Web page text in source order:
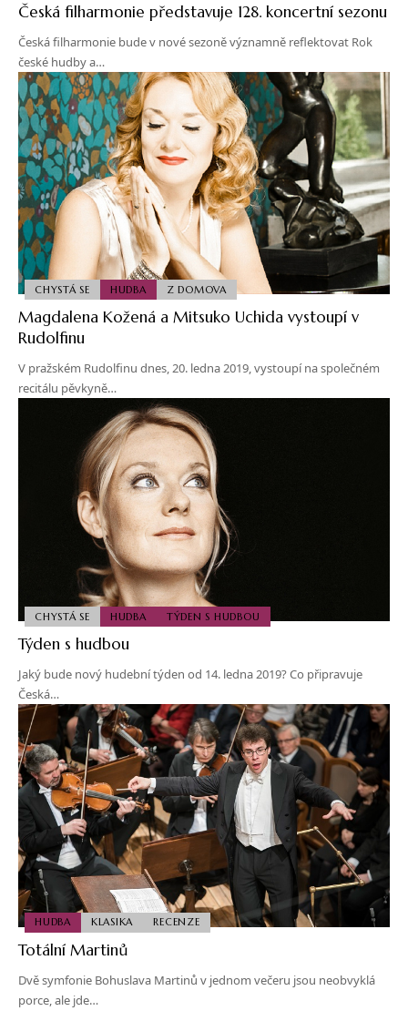
Česká filharmonie představuje 128. koncertní sezonu
Česká filharmonie bude v nové sezoně významně reflektovat Rok
české hudby a…
CHYSTÁ SE HUDBA Z DOMOVA
Magdalena Kožená a Mitsuko Uchida vystoupí v
Rudolfinu
V pražském Rudolfinu dnes, 20. ledna 2019, vystoupí na společném
recitálu pěvkyně…
CHYSTÁ SE HUDBA TÝDEN S HUDBOU
Týden s hudbou
Jaký bude nový hudební týden od 14. ledna 2019? Co připravuje
Česká…
HUDBA KLASIKA RECENZE
Totální Martinů
Dvě symfonie Bohuslava Martinů v jednom večeru jsou neobvyklá
porce, ale jde…